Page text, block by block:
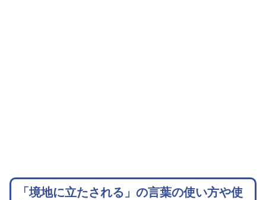
「境地に立たされる」の言葉の使い方や使